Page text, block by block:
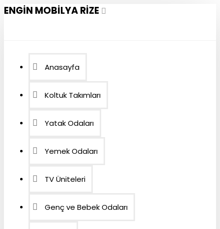
ENGIN MOBILYA RIZE
Anasayfa
Koltuk Takımları
Yatak Odaları
Yemek Odaları
TV Üniteleri
Genç ve Bebek Odaları